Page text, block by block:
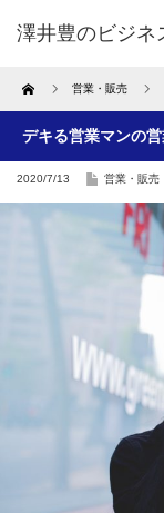
澤井豊のビジネ
Home 営業・販売
デキる営業マンの
2020/7/13 営業・販売